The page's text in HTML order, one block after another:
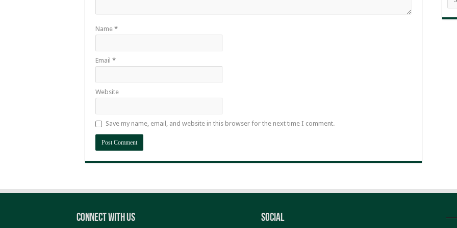
Name *
Email *
Website
Save my name, email, and website in this browser for the next time I comment.
Connect With Us Social